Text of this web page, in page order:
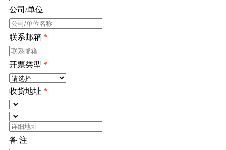
公司/单位
联系邮箱 *
开票类型 *
收货地址 *
备 注